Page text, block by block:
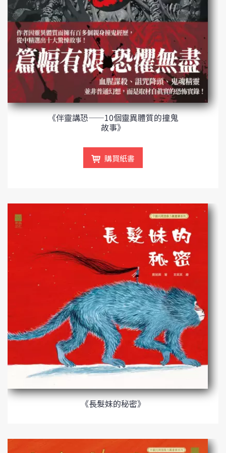
《伴靈講恐——10個靈異體質的撞鬼
故事》
購買紙書
《長髮妹的秘密》